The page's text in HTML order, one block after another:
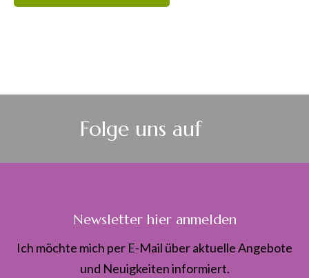
Folge uns auf
Newsletter hier anmelden
Ich möchte mich per E-Mail über aktuelle Angebote
und Neuigkeiten informiert.